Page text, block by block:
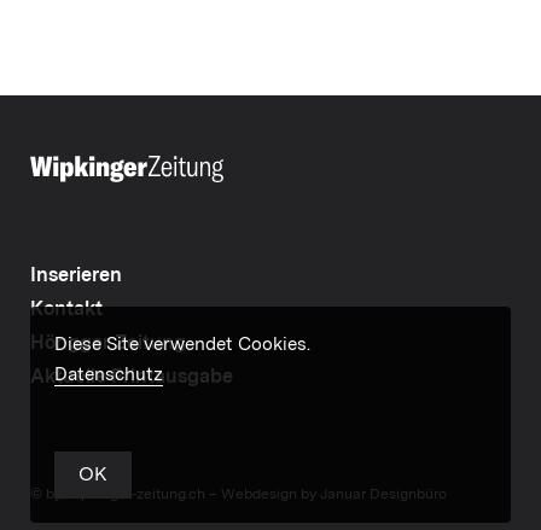
Inserieren
Kontakt
Höngger Zeitung
Aktuelle Printausgabe
© by wipkinger-zeitung.ch – Webdesign by Januar Designbüro
Diese Site verwendet Cookies.
Datenschutz
OK